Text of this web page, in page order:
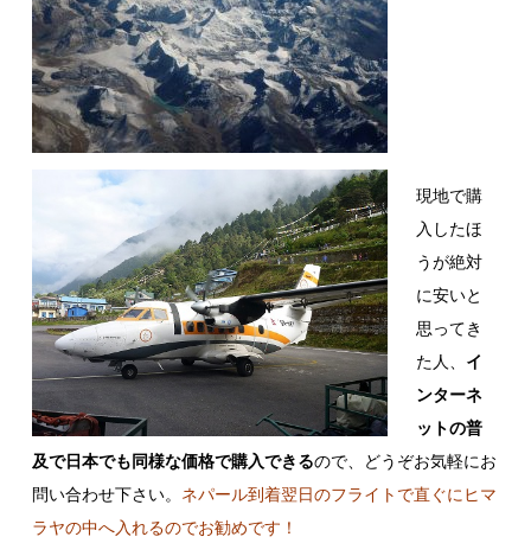
現地で購
入したほ
うが絶対
に安いと
思ってき
た人、 イ
ンターネ
ットの普
及で日本でも同様な価格で購入できるので、どうぞお気軽にお
問い合わせ下さい。 ネパール到着翌日のフライトで直ぐにヒマ
ラヤの中へ入れるのでお勧めです！